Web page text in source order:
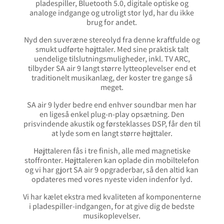
pladespiller, Bluetooth 5.0, digitale optiske og
analoge indgange og utroligt stor lyd, har du ikke
brug for andet.
Nyd den suveræne stereolyd fra denne kraftfulde og
smukt udførte højttaler. Med sine praktisk talt
uendelige tilslutningsmuligheder, inkl. TV ARC,
tilbyder SA air 9 langt større lytteoplevelser end et
traditionelt musikanlæg, der koster tre gange så
meget.
SA air 9 lyder bedre end enhver soundbar men har
en ligeså enkel plug-n-play opsætning. Den
prisvindende akustik og førsteklasses DSP, får den til
at lyde som en langt større højttaler.
Højttaleren fås i tre finish, alle med magnetiske
stoffronter. Højttaleren kan oplade din mobiltelefon
og vi har gjort SA air 9 opgraderbar, så den altid kan
opdateres med vores nyeste viden indenfor lyd.
Vi har kælet ekstra med kvaliteten af komponenterne
i pladespiller-indgangen, for at give dig de bedste
musikoplevelser.